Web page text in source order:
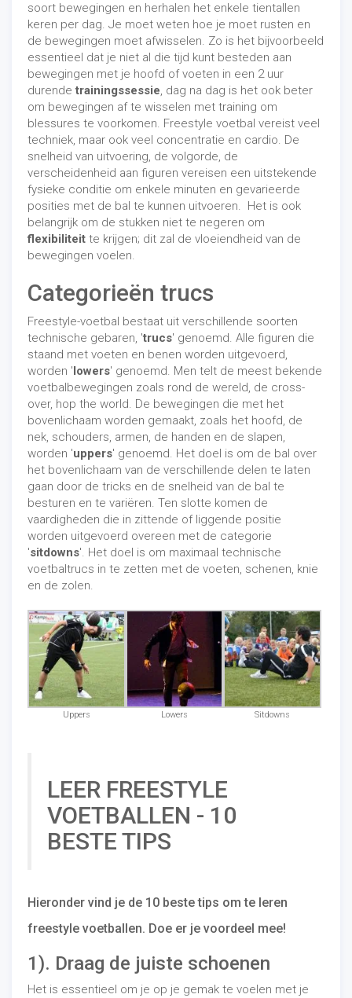
soort bewegingen en herhalen het enkele tientallen
keren per dag. Je moet weten hoe je moet rusten en
de bewegingen moet afwisselen. Zo is het bijvoorbeeld
essentieel dat je niet al die tijd kunt besteden aan
bewegingen met je hoofd of voeten in een 2 uur
durende trainingssessie, dag na dag is het ook beter
om bewegingen af ​​te wisselen met training om
blessures te voorkomen. Freestyle voetbal vereist veel
techniek, maar ook veel concentratie en cardio. De
snelheid van uitvoering, de volgorde, de
verscheidenheid aan figuren vereisen een uitstekende
fysieke conditie om enkele minuten en gevarieerde
posities met de bal te kunnen uitvoeren. Het is ook
belangrijk om de stukken niet te negeren om
flexibiliteit te krijgen; dit zal de vloeiendheid van de
bewegingen voelen.
Categorieën trucs
Freestyle-voetbal bestaat uit verschillende soorten
technische gebaren, 'trucs' genoemd. Alle figuren die
staand met voeten en benen worden uitgevoerd,
worden ' lowers' genoemd. Men telt de meest bekende
voetbalbewegingen zoals rond de wereld, de cross-
over, hop the world. De bewegingen die met het
bovenlichaam worden gemaakt, zoals het hoofd, de
nek, schouders, armen, de handen en de slapen,
worden 'uppers' genoemd. Het doel is om de bal over
het bovenlichaam van de verschillende delen te laten
gaan door de tricks en de snelheid van de bal te
besturen en te variëren. Ten slotte komen de
vaardigheden die in zittende of liggende positie
worden uitgevoerd overeen met de categorie
'sitdowns'. Het doel is om maximaal technische
voetbaltrucs in te zetten met de voeten, schenen, knie
en de zolen.
Uppers Lowers Sitdowns
LEER FREESTYLE
VOETBALLEN - 10
BESTE TIPS
Hieronder vind je de 10 beste tips om te leren
freestyle voetballen. Doe er je voordeel mee!
1). Draag de juiste schoenen
Het is essentieel om je op je gemak te voelen met je